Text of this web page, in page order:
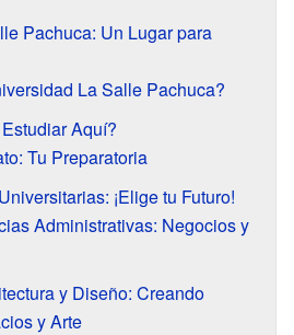
Pachuca: Un Lugar para
La Salle Pachuca?
Aquí?
Tu Preparatoria
¡Elige tu Futuro!
Administrativas: Negocios y
y Diseño: Creando
y Arte